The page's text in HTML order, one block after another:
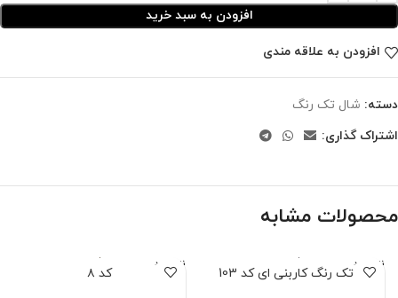
افزودن به سبد خرید
افزودن به علاقه مندی
دسته: شال تک رنگ
اشتراک گذاری:
محصولات مشابه
ناموجود
شال تک رنگ کاربنی ای کد 103
ناموجود
کد ۸